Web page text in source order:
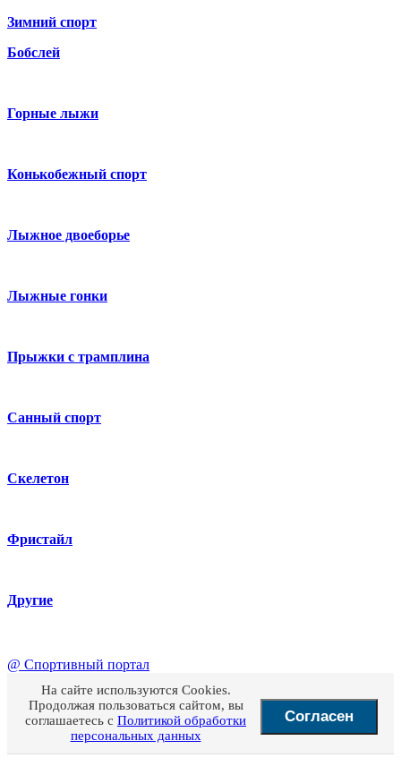
Зимний спорт
Бобслей
Горные лыжи
Конькобежный спорт
Лыжное двоеборье
Лыжные гонки
Прыжки с трамплина
Санный спорт
Скелетон
Фристайл
Другие
@ Спортивный портал
На сайте используются Cookies.
Продолжая пользоваться сайтом, вы
соглашаетесь с Политикой обработки
персональных данных
Согласен